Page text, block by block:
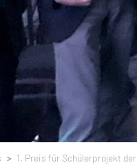
1. Preis für Schülerprojekt